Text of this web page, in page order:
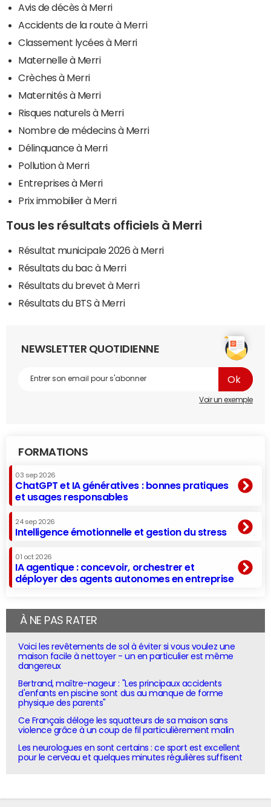
Avis de décès à Merri
Accidents de la route à Merri
Classement lycées à Merri
Maternelle à Merri
Crèches à Merri
Maternités à Merri
Risques naturels à Merri
Nombre de médecins à Merri
Délinquance à Merri
Pollution à Merri
Entreprises à Merri
Prix immobilier à Merri
Tous les résultats officiels à Merri
Résultat municipale 2026 à Merri
Résultats du bac à Merri
Résultats du brevet à Merri
Résultats du BTS à Merri
NEWSLETTER QUOTIDIENNE
Voir un exemple
FORMATIONS
03 sep 2026
ChatGPT et IA génératives : bonnes pratiques
et usages responsables
24 sep 2026
Intelligence émotionnelle et gestion du stress
01 oct 2026
IA agentique : concevoir, orchestrer et
déployer des agents autonomes en entreprise
À NE PAS RATER
Voici les revêtements de sol à éviter si vous voulez une
maison facile à nettoyer - un en particulier est même
dangereux
Bertrand, maître-nageur : "Les principaux accidents
d'enfants en piscine sont dus au manque de forme
physique des parents"
Ce Français déloge les squatteurs de sa maison sans
violence grâce à un coup de fil particulièrement malin
Les neurologues en sont certains : ce sport est excellent
pour le cerveau et quelques minutes régulières suffisent